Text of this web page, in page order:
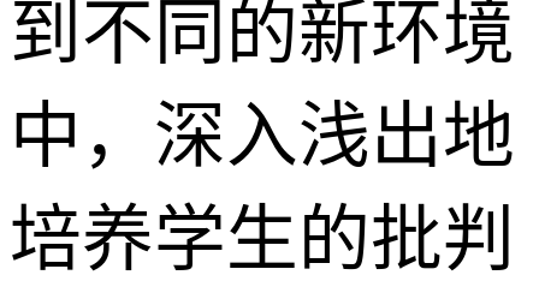
到不同的新环境
中，深入浅出地
培养学生的批判